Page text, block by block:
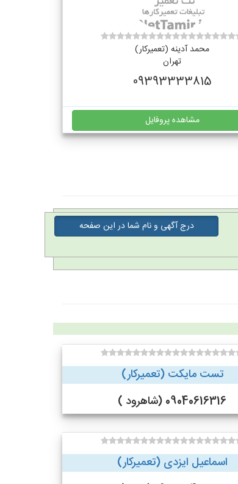
محمد آدینه (تعمیرکار)
تهران
09393333815
مشاهده پروفایل
درج آگهی و نام شما در این صفحه
تست مایکت (تعمیرکار)
09040616316 (شاهرود )
اسماعیل ایزدی (تعمیرکار)